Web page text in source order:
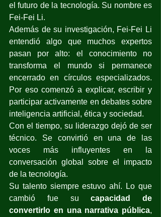
el futuro de la tecnología. Su nombre es
Fei-Fei Li.
Además de su investigación, Fei-Fei Li
entendió algo que muchos expertos
pasan por alto: el conocimiento no
transforma el mundo si permanece
encerrado en círculos especializados.
Por eso comenzó a explicar, escribir y
participar activamente en debates sobre
inteligencia artificial, ética y sociedad.
Con el tiempo, su liderazgo dejó de ser
técnico. Se convirtió en una de las
voces más influyentes en la
conversación global sobre el impacto
de la tecnología.
Su talento siempre estuvo ahí. Lo que
cambió fue su capacidad de
convertirlo en una narrativa pública,